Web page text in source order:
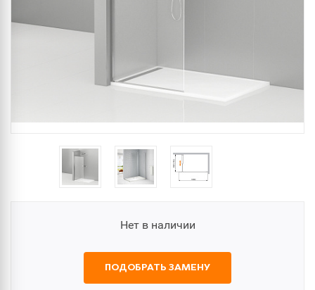
Нет в наличии
ПОДОБРАТЬ ЗАМЕНУ